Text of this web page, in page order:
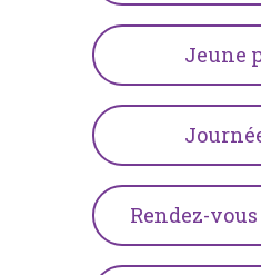
Jeune
Rendez-